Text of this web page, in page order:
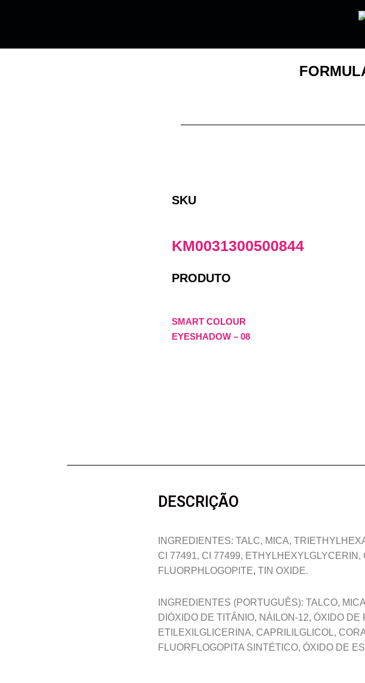
SKU
KM0031300500844
PRODUTO
SMART COLOUR
EYESHADOW – 08
DESCRIÇÃO
INGREDIENTES: TALC, MICA,
CI 77491, CI 77499,
FLUORPHLOGOPITE, TIN OXIDE.
INGREDIENTES (PORTUGUÊS): TALCO,
DIÓXIDO DE TITÂNIO, NÁILON-12, ÓXIDO
ETILEXILGLICERINA, CAPRILILGLICOL,
FLUORFLOGOPITA SINTÉTICO, ÓXIDO DE